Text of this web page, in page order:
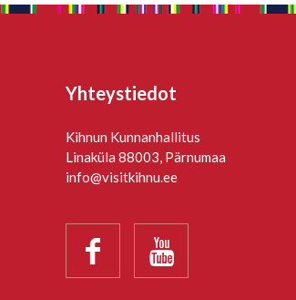
Yhteystiedot
Kihnun Kunnanhallitus
Linaküla 88003, Pärnumaa
info@visitkihnu.ee
 